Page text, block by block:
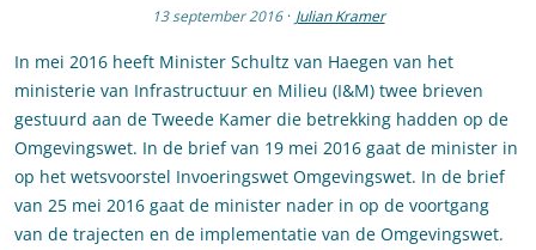
13 september 2016 · Julian Kramer
In mei 2016 heeft Minister Schultz van Haegen van het
ministerie van Infrastructuur en Milieu (I&M) twee brieven
gestuurd aan de Tweede Kamer die betrekking hadden op de
Omgevingswet. In de brief van 19 mei 2016 gaat de minister in
op het wetsvoorstel Invoeringswet Omgevingswet. In de brief
van 25 mei 2016 gaat de minister nader in op de voortgang
van de trajecten en de implementatie van de Omgevingswet.